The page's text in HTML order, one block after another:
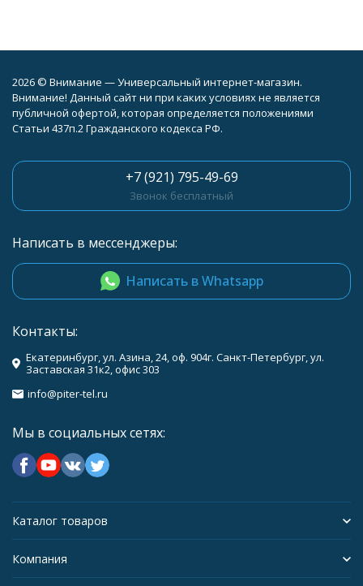
2026 © Внимание — Универсальный интернет-магазин.
Внимание! Данный сайт ни при каких условиях не является
публичной офертой, которая определяется положениями
Статьи 437п.2 Гражданского кодекса РФ.
+7 (921) 795-49-69
Звонок бесплатный
Написать в мессенджеры:
Написать в Whatsapp
Контакты:
Екатеринбург, ул. Азина, 24, оф. 904г. Санкт-Петербург, ул.
Заставская 31к2, офис 303
info@piter-tel.ru
Мы в социальных сетях:
Каталог товаров
Компания